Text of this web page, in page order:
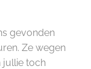
gevonden
Ze wegen
jullie toch